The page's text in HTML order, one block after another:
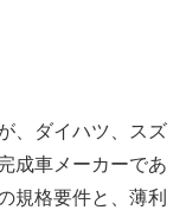
、ダイハツ、スズ
成車メーカーであ
規格要件と、薄利